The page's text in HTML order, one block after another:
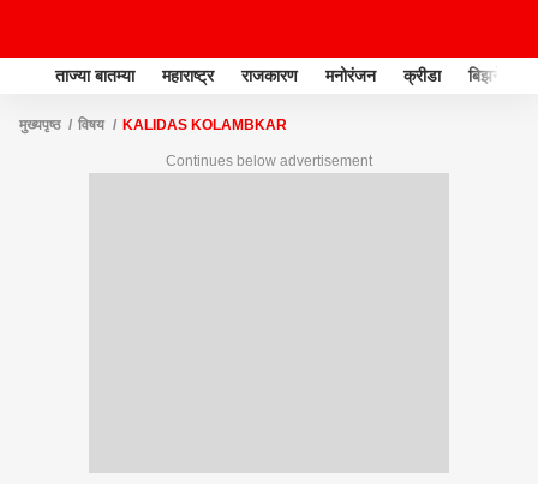
ताज्या बातम्या महाराष्ट्र राजकारण मनोरंजन क्रीडा बिझनेस
मुख्यपृष्ठ विषय KALIDAS KOLAMBKAR
Continues below advertisement